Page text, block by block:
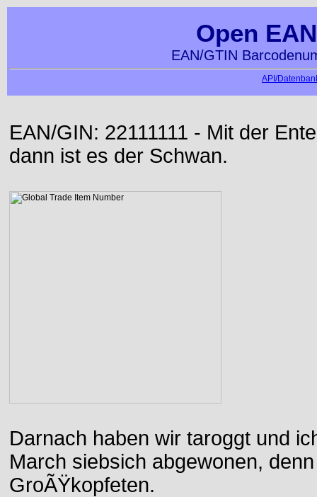
Open
EAN/GTIN
API/
EAN/GIN: 22111111 - Mit der
dann ist es der Schwan.
Darnach haben wir taroggt und
March siebsich abgewonen,
GroÃŸkopfeten.